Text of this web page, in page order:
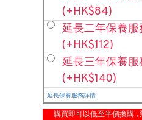
(+HK$84)
延長二年保養服
(+HK$112)
延長三年保養服
(+HK$140)
延長保養服務詳情
購買即可以低至半價換購